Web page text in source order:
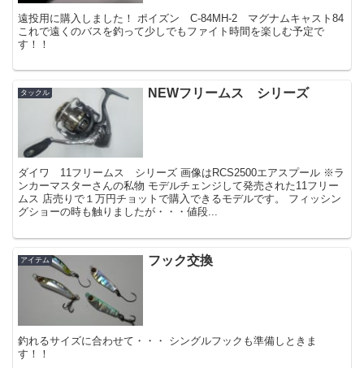
遠投用に購入しました！ ポイズン C-84MH-2 マグナムキャスト84
これで遠くのバスを釣って少しでもファイト時間を楽しむ予定で
す！！
タックル NEWフリームス シリーズ
ダイワ 11フリームス シリーズ 画像はRCS2500エアスプール ※ラ
ンカーマスターさんの私物 モデルチェンジして発売された11フリー
ムス 店売りで１万円チョットで購入できるモデルです。 フィッシン
グショーの時も触りましたが・・・値段...
アイテム フック交換
釣れるサイズに合わせて・・・ シングルフックも準備しときま
す！！